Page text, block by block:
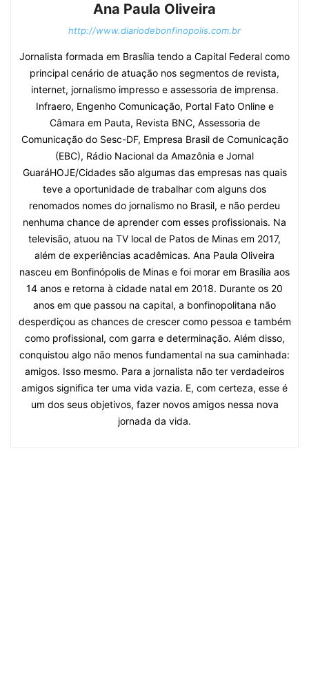
Ana Paula Oliveira
http://www.diariodebonfinopolis.com.br
Jornalista formada em Brasília tendo a Capital Federal como
principal cenário de atuação nos segmentos de revista,
internet, jornalismo impresso e assessoria de imprensa.
Infraero, Engenho Comunicação, Portal Fato Online e
Câmara em Pauta, Revista BNC, Assessoria de
Comunicação do Sesc-DF, Empresa Brasil de Comunicação
(EBC), Rádio Nacional da Amazônia e Jornal
GuaráHOJE/Cidades são algumas das empresas nas quais
teve a oportunidade de trabalhar com alguns dos
renomados nomes do jornalismo no Brasil, e não perdeu
nenhuma chance de aprender com esses profissionais. Na
televisão, atuou na TV local de Patos de Minas em 2017,
além de experiências acadêmicas. Ana Paula Oliveira
nasceu em Bonfinópolis de Minas e foi morar em Brasília aos
14 anos e retorna à cidade natal em 2018. Durante os 20
anos em que passou na capital, a bonfinopolitana não
desperdiçou as chances de crescer como pessoa e também
como profissional, com garra e determinação. Além disso,
conquistou algo não menos fundamental na sua caminhada:
amigos. Isso mesmo. Para a jornalista não ter verdadeiros
amigos significa ter uma vida vazia. E, com certeza, esse é
um dos seus objetivos, fazer novos amigos nessa nova
jornada da vida.